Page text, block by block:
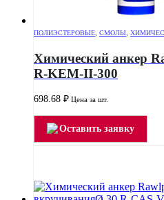
ПОЛИЭСТЕРОВЫЕ СМОЛЫ
Химический анкер
R-KEM-II-300
698.68 ₽ Цена за шт.
Оставить заявку